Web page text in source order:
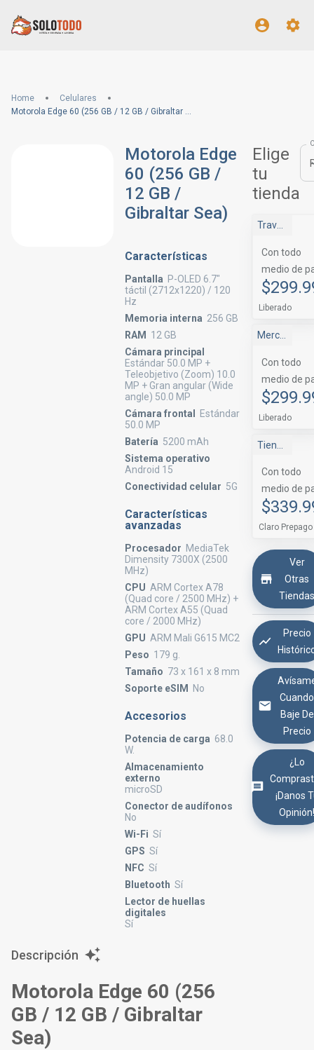
Home
Celulares
Motorola Edge 60 (256 GB / 12 GB / Gibraltar Sea)
Motorola Edge
60 (256 GB /
12 GB /
Gibraltar Sea)
Características
Pantalla P-OLED 6.7"
táctil (2712x1220) / 120
Hz
Memoria interna 256 GB
RAM
12 GB
Cámara principal
Estándar 50.0 MP +
Teleobjetivo (Zoom) 10.0
MP + Gran angular (Wide
angle) 50.0 MP
Cámara frontal
Estándar
50.0 MP
Batería 5200 mAh
Sistema operativo
Android 15
Conectividad celular 5G
Características
avanzadas
Procesador MediaTek
Dimensity 7300X (2500
MHz)
CPU ARM Cortex A78
(Quad core / 2500 MHz) +
ARM Cortex A55 (Quad
core / 2000 MHz)
GPU ARM Mali G615 MC2
Peso 179 g.
Tamaño 73 x 161 x 8 mm
Soporte eSIM
No
Accesorios
Potencia de carga 68.0
W.
Almacenamiento
externo
microSD
Conector de audífonos
No
Wi-Fi Sí
GPS Sí
NFC Sí
Bluetooth Sí
Lector de huellas
digitales
Sí
Elige
tu
tienda
Travel Tienda
Con todo
medio de
Liberado
Con todo
medio de
Liberado
Con todo
medio de
Claro Prepago
Ver
Otras
Precio
Cuando
Baje De
Precio
¿Lo
¡Danos
Descripción
Motorola Edge 60 (256
GB / 12 GB / Gibraltar
Sea)